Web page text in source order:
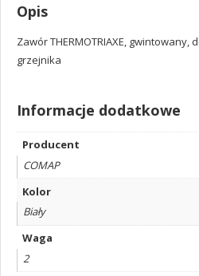
Opis
Zawór THERMOTRIAXE,
grzejnika
Informacje dodatkowe
Producent
COMAP
Kolor
Biały
Waga
2